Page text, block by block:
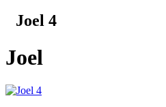
Joel 4
Joel